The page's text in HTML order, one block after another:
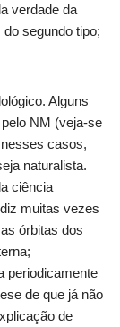
verdade da
segundo tipo;
Alguns
NM (veja-se
casos,
naturalista.
ciência
muitas vezes
órbitas dos
periodicamente
de que já não
de